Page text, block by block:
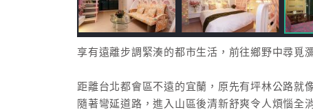
享有遠離步調緊湊的都市生活，前往鄉野中尋覓
距離台北都會區不遠的宜蘭，原先有坪林公路就
隨著彎延道路，進入山區後清新舒爽令人煩惱全